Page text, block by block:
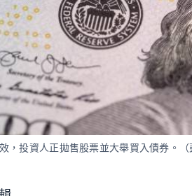
，投資人正拋售股票並大舉買入債券。（